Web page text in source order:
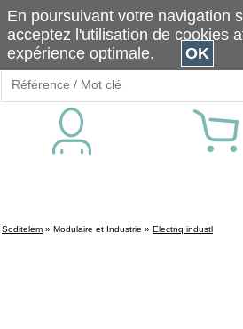
Soditelem » Modulaire et Industrie » Electnq industl
En poursuivant votre navigation
acceptez l'utilisation de cookies
expérience optimale.
OK